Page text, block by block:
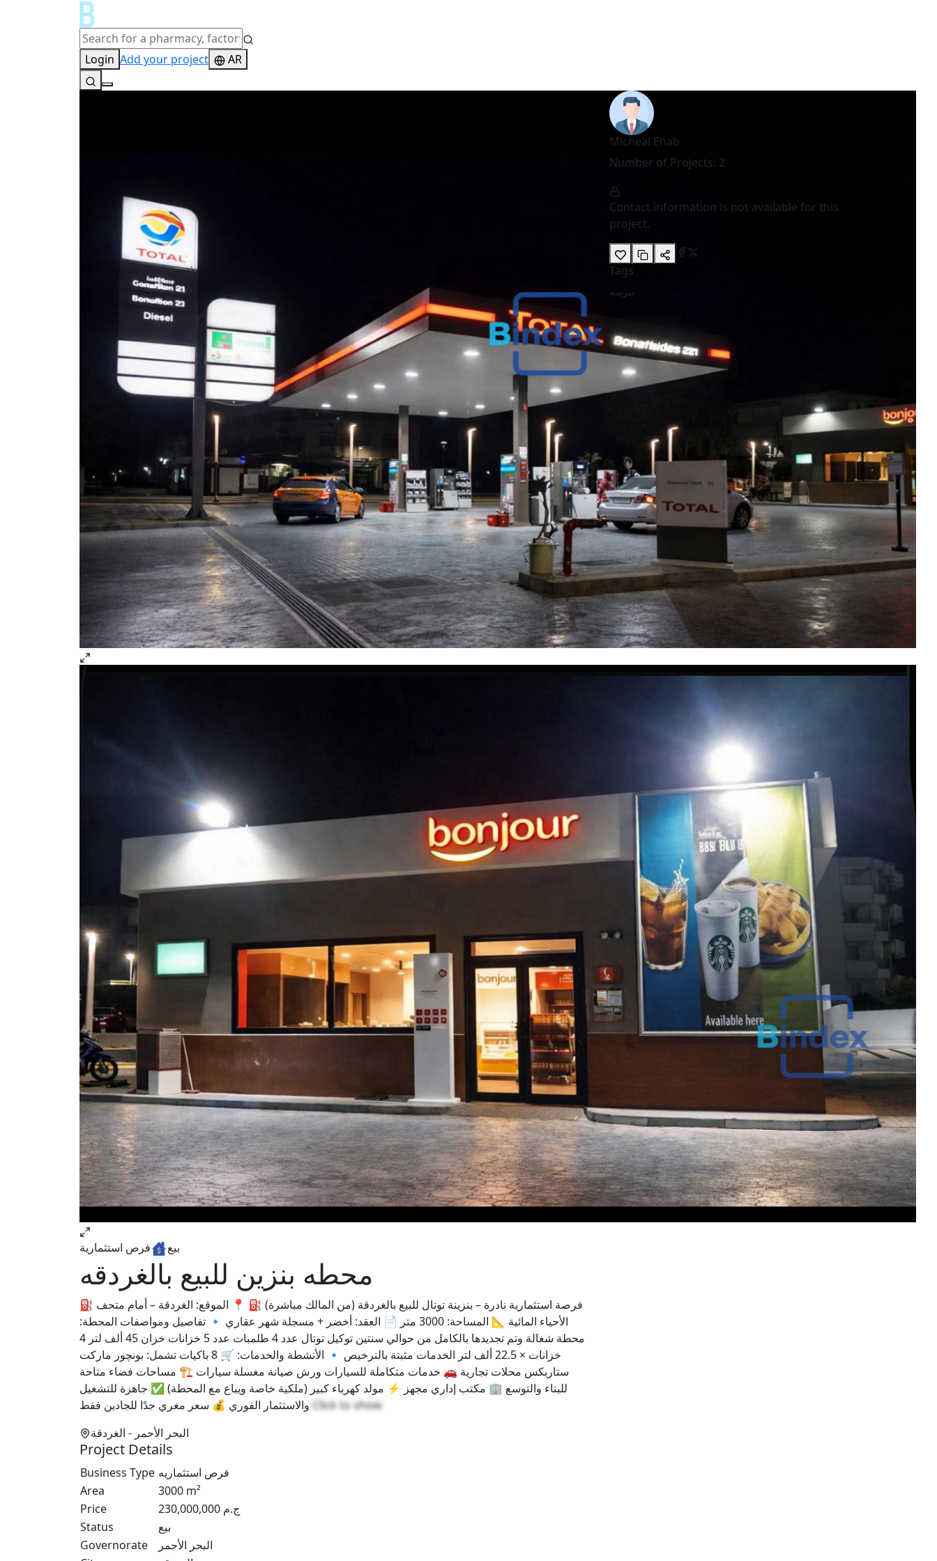
Login Add your project AR
بيع فرص استثمارية
محطه بنزين للبيع بالغردقه
⛽ فرصة استثمارية نادرة – بنزينة توتال للبيع بالغردقة (من المالك مباشرة) ⛽ 📍 الموقع: الغردقة – أمام متحف
الأحياء المائية 📐 المساحة: 3000 متر 📄 العقد: أخضر + مسجلة شهر عقاري 🔹 تفاصيل ومواصفات المحطة:
محطة شغالة وتم تجديدها بالكامل من حوالي سنتين توكيل توتال عدد 4 طلمبات عدد 5 خزانات خزان 45 ألف لتر 4
خزانات × 22.5 ألف لتر الخدمات مثبتة بالترخيص 🔹 الأنشطة والخدمات: 🛒 8 باكيات تشمل: بونچور ماركت
ستاربكس محلات تجارية 🚗 خدمات متكاملة للسيارات ورش صيانة مغسلة سيارات 🏗️ مساحات فضاء متاحة
للبناء والتوسع 🏢 مكتب إداري مجهز ⚡ مولد كهرباء كبير (ملكية خاصة ويباع مع المحطة) ✅ جاهزة للتشغيل
Click to show
البحر الأحمر - الغردقة
Project Details
Business Type فرص استثماريه
Area
3000 m²
Price
230,000,000 ج.م
Status
بيع
Governorate
البحر الأحمر
Micheal Ehab
Number of Projects: 2
Contact information is not available for this
project.
Tags
بنزينة